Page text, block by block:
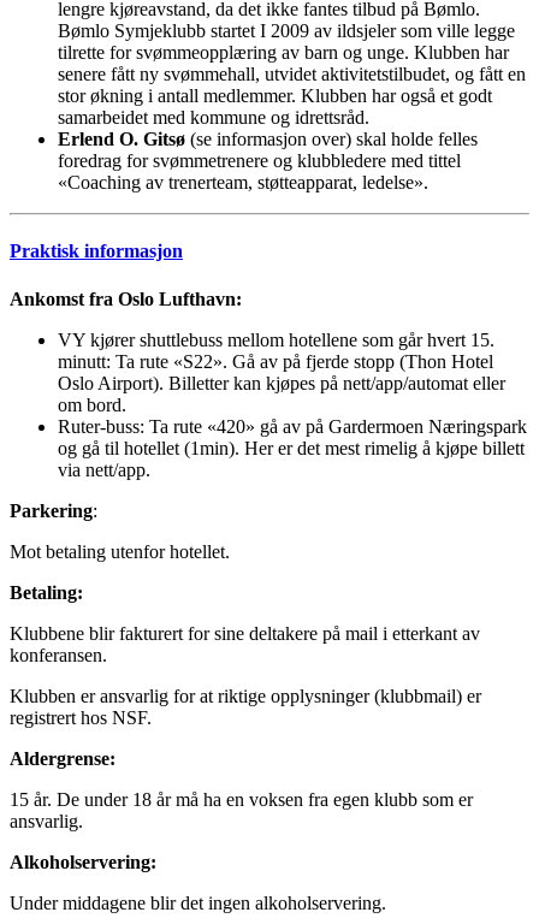
lengre kjøreavstand, da det ikke fantes tilbud på Bømlo.
Bømlo Symjeklubb startet I 2009 av ildsjeler som ville legge
tilrette for svømmeopplæring av barn og unge. Klubben har
senere fått ny svømmehall, utvidet aktivitetstilbudet, og fått en
stor økning i antall medlemmer. Klubben har også et godt
samarbeidet med kommune og idrettsråd.
Erlend O. Gitsø (se informasjon over) skal holde felles
foredrag for svømmetrenere og klubbledere med tittel
«Coaching av trenerteam, støtteapparat, ledelse».
Praktisk informasjon
Ankomst fra Oslo Lufthavn:
VY kjører shuttlebuss mellom hotellene som går hvert 15.
minutt: Ta rute «S22». Gå av på fjerde stopp (Thon Hotel
Oslo Airport). Billetter kan kjøpes på nett/app/automat eller
om bord.
Ruter-buss: Ta rute «420» gå av på Gardermoen Næringspark
og gå til hotellet (1min). Her er det mest rimelig å kjøpe billett
via nett/app.
Parkering:
Mot betaling utenfor hotellet.
Betaling:
Klubbene blir fakturert for sine deltakere på mail i etterkant av
konferansen.
Klubben er ansvarlig for at riktige opplysninger (klubbmail) er
registrert hos NSF.
Aldergrense:
15 år. De under 18 år må ha en voksen fra egen klubb som er
ansvarlig.
Alkoholservering:
Under middagene blir det ingen alkoholservering.